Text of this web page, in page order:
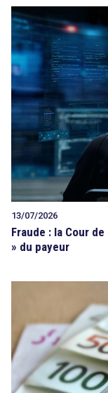
13/07/2026
Fraude : la Cour
» du payeur